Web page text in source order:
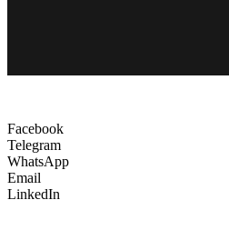
Facebook
Telegram
WhatsApp
Email
LinkedIn